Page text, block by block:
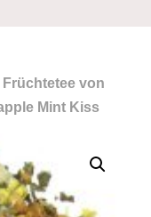
Früchtetee von
Mint Kiss